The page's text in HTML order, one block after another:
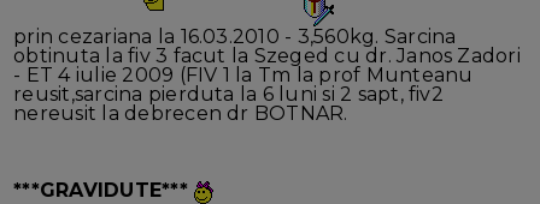
prin cezariana la 16.03.2010 - 3,560kg. Sarcina
obtinuta la fiv 3 facut la Szeged cu dr. Janos Zadori
- ET 4 iulie 2009 (FIV 1 la Tm la prof Munteanu
reusit,sarcina pierduta la 6 luni si 2 sapt, fiv2
nereusit la debrecen dr BOTNAR.
***GRAVIDUTE***